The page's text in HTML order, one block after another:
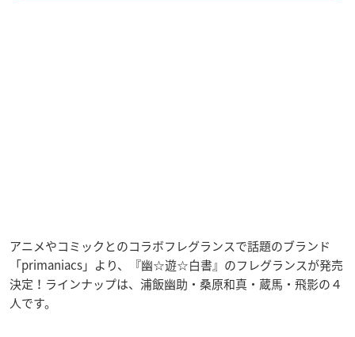
アニメやコミックとのコラボフレグランスで話題のブランド
「primaniacs」より、『幽☆遊☆白書』のフレグランスが発売
決定！ラインナップは、浦飯幽助・桑原和真・蔵馬・飛影の４
人です。